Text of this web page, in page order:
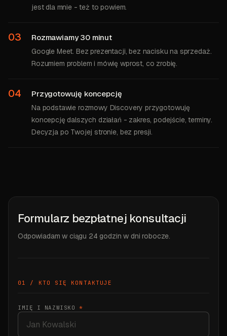
jest dla mnie - też to powiem.
03 Rozmawiamy 30 minut
Google Meet. Bez prezentacji, bez nacisku na sprzedaż.
Rozumiem problem i mówię wprost, co zrobię.
04 Przygotowuję koncepcję
Na podstawie rozmowy Discovery przygotowuję
koncepcję dalszych działań - zakres, podejście, terminy.
Decyzja po Twojej stronie, bez presji.
Formularz bezpłatnej konsultacji
Odpowiadam w ciągu 24 godzin w dni robocze.
01 / KTO SIĘ KONTAKTUJE
IMIĘ I NAZWISKO *